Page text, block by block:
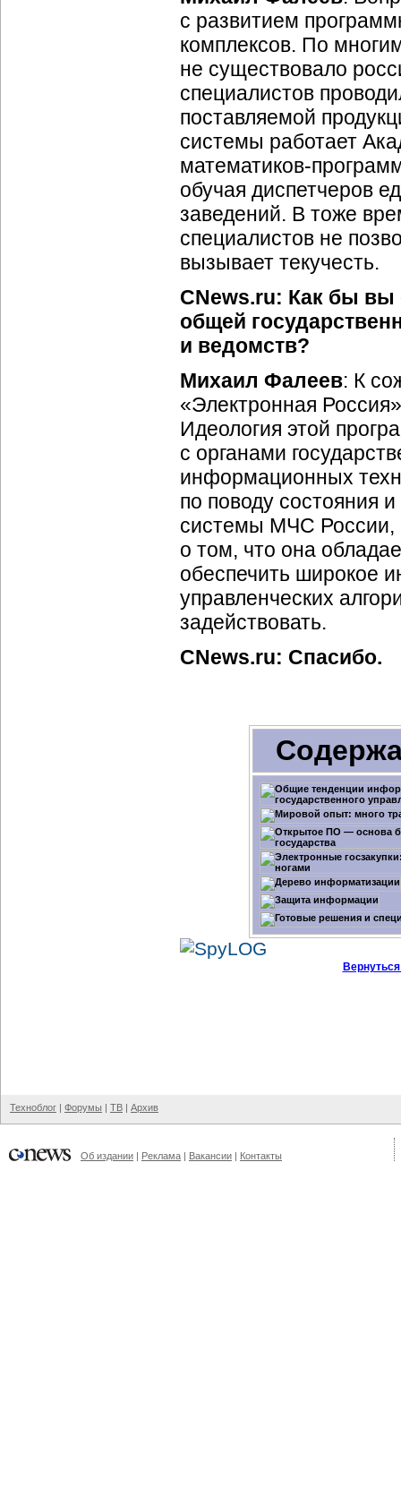
с развитием
комплексов. По
не существовало
специалистов
поставляемой
системы работает
математиков-
обучая диспетчеров
заведений. В тоже
специалистов не
вызывает текучесть.
CNews.ru: Как бы вы
общей
и ведомств?
Михаил Фалеев: К
«Электронная
Идеология этой
с органами
информационных
по поводу состояния
системы МЧС России,
о том, что она
обеспечить широкое
управленческих
задействовать.
CNews.ru: Спасибо.
Техноблог | Форумы | ТВ | Архив
Об издании | Реклама | Вакансии | Контакты